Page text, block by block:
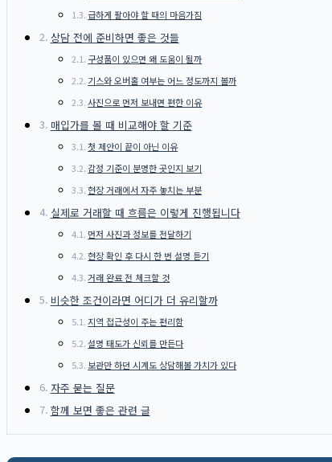
급하게 팔아야 할 때의 마음가짐
상담 전에 준비하면 좋은 것들
구성품이 있으면 왜 도움이 될까
기스와 오버홀 여부는 어느 정도까지 볼까
사진으로 먼저 보내면 편한 이유
매입가를 볼 때 비교해야 할 기준
첫 제안이 끝이 아닌 이유
감정 기준이 분명한 곳인지 보기
현장 거래에서 자주 놓치는 부분
실제로 거래할 때 흐름은 이렇게 진행됩니다
먼저 사진과 정보를 전달하기
현장 확인 후 다시 한 번 설명 듣기
거래 완료 전 체크할 것
비슷한 조건이라면 어디가 더 유리할까
지역 접근성이 주는 편리함
설명 태도가 신뢰를 만든다
보관만 하던 시계도 상담해볼 가치가 있다
자주 묻는 질문
함께 보면 좋은 관련 글